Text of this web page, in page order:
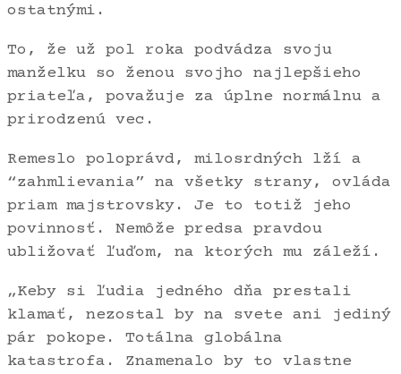
ostatnými.
To, že už pol roka podvádza svoju
manželku so ženou svojho najlepšieho
priateľa, považuje za úplne normálnu a
prirodzenú vec.
Remeslo poloprávd, milosrdných lží a
“zahmlievania” na všetky strany, ovláda
priam majstrovsky. Je to totiž jeho
povinnosť. Nemôže predsa pravdou
ubližovať ľuďom, na ktorých mu záleží.
„Keby si ľudia jedného dňa prestali
klamať, nezostal by na svete ani jediný
pár pokope. Totálna globálna
katastrofa. Znamenalo by to vlastne